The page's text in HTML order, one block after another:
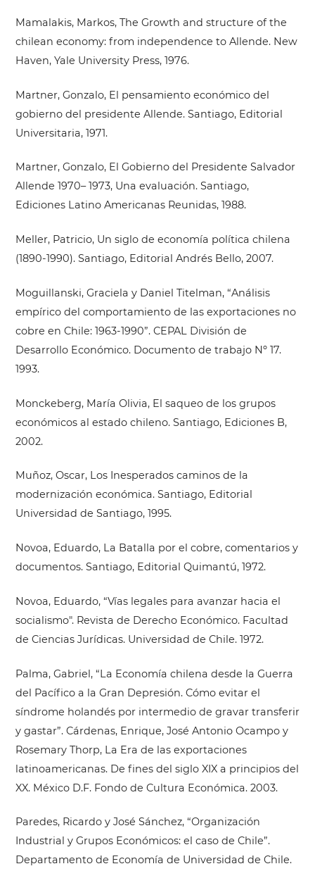
Mamalakis, Markos, The Growth and structure of the
chilean economy: from independence to Allende. New
Haven, Yale University Press, 1976.
Martner, Gonzalo, El pensamiento económico del
gobierno del presidente Allende. Santiago, Editorial
Universitaria, 1971.
Martner, Gonzalo, El Gobierno del Presidente Salvador
Allende 1970– 1973, Una evaluación. Santiago,
Ediciones Latino Americanas Reunidas, 1988.
Meller, Patricio, Un siglo de economía política chilena
(1890-1990). Santiago, Editorial Andrés Bello, 2007.
Moguillanski, Graciela y Daniel Titelman, “Análisis
empírico del comportamiento de las exportaciones no
cobre en Chile: 1963-1990”. CEPAL División de
Desarrollo Económico. Documento de trabajo Nº 17.
1993.
Monckeberg, María Olivia, El saqueo de los grupos
económicos al estado chileno. Santiago, Ediciones B,
2002.
Muñoz, Oscar, Los Inesperados caminos de la
modernización económica. Santiago, Editorial
Universidad de Santiago, 1995.
Novoa, Eduardo, La Batalla por el cobre, comentarios y
documentos. Santiago, Editorial Quimantú, 1972.
Novoa, Eduardo, “Vías legales para avanzar hacia el
socialismo". Revista de Derecho Económico. Facultad
de Ciencias Jurídicas. Universidad de Chile. 1972.
Palma, Gabriel, “La Economía chilena desde la Guerra
del Pacífico a la Gran Depresión. Cómo evitar el
síndrome holandés por intermedio de gravar transferir
y gastar”. Cárdenas, Enrique, José Antonio Ocampo y
Rosemary Thorp, La Era de las exportaciones
latinoamericanas. De fines del siglo XIX a principios del
XX. México D.F. Fondo de Cultura Económica. 2003.
Paredes, Ricardo y José Sánchez, “Organización
Industrial y Grupos Económicos: el caso de Chile”.
Departamento de Economía de Universidad de Chile.